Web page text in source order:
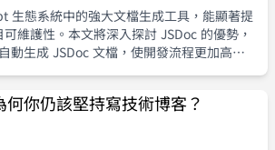
生態系統中的強大文檔生成工具，能顯著提
維護性。本文將深入探討 JSDoc 的優勢，
動生成 JSDoc 文檔，使開發流程更加高